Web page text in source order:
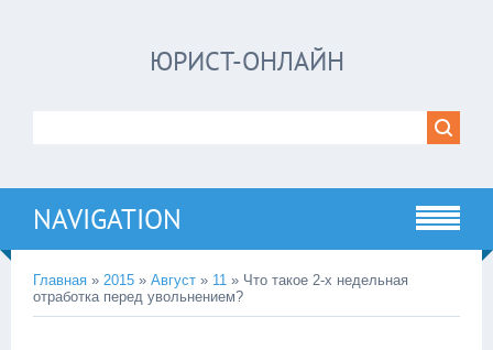
ЮРИСТ-ОНЛАЙН
NAVIGATION
Главная » 2015 » Август » 11 » Что такое 2-х недельная
отработка перед увольнением?